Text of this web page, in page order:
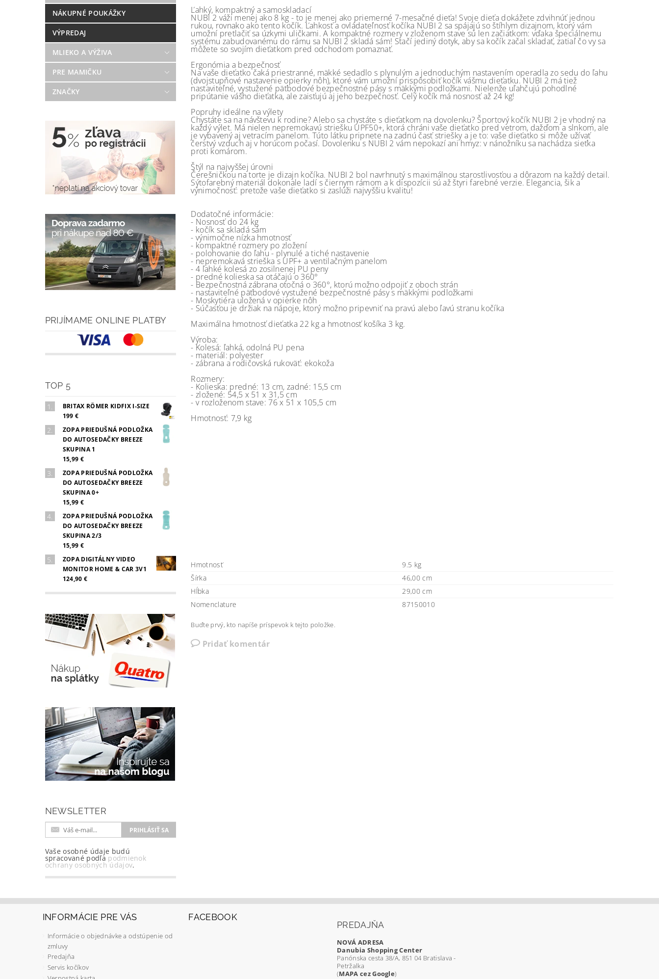
NÁKUPNÉ POUKÁŽKY
VÝPREDAJ
MLIEKO A VÝŽIVA
PRE MAMIČKU
ZNAČKY
PRIJÍMAME ONLINE PLATBY
TOP 5
BRITAX RÖMER KIDFIX I-SIZE
199 €
ZOPA PRIEDUŠNÁ PODLOŽKA
DO AUTOSEDAČKY BREEZE
SKUPINA 1
15,99 €
ZOPA PRIEDUŠNÁ PODLOŽKA
DO AUTOSEDAČKY BREEZE
SKUPINA 0+
15,99 €
ZOPA PRIEDUŠNÁ PODLOŽKA
DO AUTOSEDAČKY BREEZE
SKUPINA 2/3
15,99 €
ZOPA DIGITÁLNY VIDEO
MONITOR HOME & CAR 3V1
124,90 €
NEWSLETTER
Vaše osobné údaje budú
spracované podľa podmienok
ochrany osobných údajov.
Ľahký, kompaktný a samoskladací
NUBI 2 váži menej ako 8 kg - to je menej ako priemerné 7-mesačné dieťa! Svoje dieťa dokážete zdvihnúť jednou
rukou, rovnako ako tento kočík. Ľahkosť a ovládateľnosť kočíka NUBI 2 sa spájajú so štíhlym dizajnom, ktorý vám
umožní pretlačiť sa úzkymi uličkami. A kompaktné rozmery v zloženom stave sú len začiatkom: vďaka špeciálnemu
systému zabudovanému do rámu sa NUBI 2 skladá sám! Stačí jediný dotyk, aby sa kočík začal skladať, zatiaľ čo vy sa
môžete so svojím dieťatkom pred odchodom pomaznať.
Ergonómia a bezpečnosť
Na vaše dieťatko čaká priestranné, mäkké sedadlo s plynulým a jednoduchým nastavením operadla zo sedu do ľahu
(dvojstupňové nastavenie opierky nôh), ktoré vám umožní prispôsobiť kočík vášmu dieťatku. NUBI 2 má tiež
nastaviteľné, vystužené päťbodové bezpečnostné pásy s mäkkými podložkami. Nielenže uľahčujú pohodlné
pripútanie vášho dieťatka, ale zaisťujú aj jeho bezpečnosť. Celý kočík má nosnosť až 24 kg!
Popruhy ideálne na výlety
Chystáte sa na návštevu k rodine? Alebo sa chystáte s dieťatkom na dovolenku? Športový kočík NUBI 2 je vhodný na
každý výlet. Má nielen nepremokavú striešku UPF50+, ktorá chráni vaše dieťatko pred vetrom, dažďom a slnkom, ale
je vybavený aj vetracím panelom. Túto látku pripnete na zadnú časť striešky a je to: vaše dieťatko si môže užívať
čerstvý vzduch aj v horúcom počasí. Dovolenku s NUBI 2 vám nepokazí ani hmyz: v nánožníku sa nachádza sieťka
proti komárom.
Štýl na najvyššej úrovni
Čerešničkou na torte je dizajn kočíka. NUBI 2 bol navrhnutý s maximálnou starostlivosťou a dôrazom na každý detail.
Sýtofarebný materiál dokonale ladí s čiernym rámom a k dispozícii sú až štyri farebné verzie. Elegancia, šik a
výnimočnosť: pretože vaše dieťatko si zaslúži najvyššiu kvalitu!
Dodatočné informácie:
- Nosnosť do 24 kg
- kočík sa skladá sám
- výnimočne nízka hmotnosť
- kompaktné rozmery po zložení
- polohovanie do ľahu - plynulé a tiché nastavenie
- nepremokavá strieška s UPF+ a ventilačným panelom
- 4 ľahké kolesá zo zosilnenej PU peny
- predné kolieska sa otáčajú o 360°
- Bezpečnostná zábrana otočná o 360°, ktorú možno odpojiť z oboch strán
- nastaviteľné päťbodové vystužené bezpečnostné pásy s mäkkými podložkami
- Moskytiéra uložená v opierke nôh
- Súčasťou je držiak na nápoje, ktorý možno pripevniť na pravú alebo ľavú stranu kočíka
Maximálna hmotnosť dieťatka 22 kg a hmotnosť košíka 3 kg.
Výroba:
- Kolesá: ľahká, odolná PU pena
- materiál: polyester
- zábrana a rodičovská rukoväť: ekokoža
Rozmery:
- Kolieska: predné: 13 cm, zadné: 15,5 cm
- zložené: 54,5 x 51 x 31,5 cm
- v rozloženom stave: 76 x 51 x 105,5 cm
Hmotnosť: 7,9 kg
Hmotnosť
9.5 kg
Šírka
46,00 cm
Hĺbka
29,00 cm
Nomenclature
87150010
Buďte prvý, kto napíše príspevok k tejto položke.
Pridať komentár
INFORMÁCIE PRE VÁS
Informácie o objednávke a odstúpenie od
zmluvy
Predajňa
Servis kočíkov
FACEBOOK
PREDAJŇA
NOVÁ ADRESA
Danubia Shopping Center
Panónska cesta 38/A, 851 04 Bratislava -
Petržalka
(MAPA cez Google)